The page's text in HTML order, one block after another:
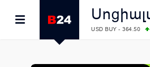
USD BUY - 364.50